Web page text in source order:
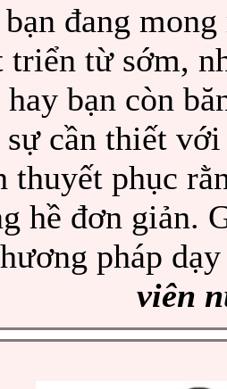
đang
triển từ sớm,
bạn còn
cần thiết
thuyết phục
hề đơn giản.
pháp
viên